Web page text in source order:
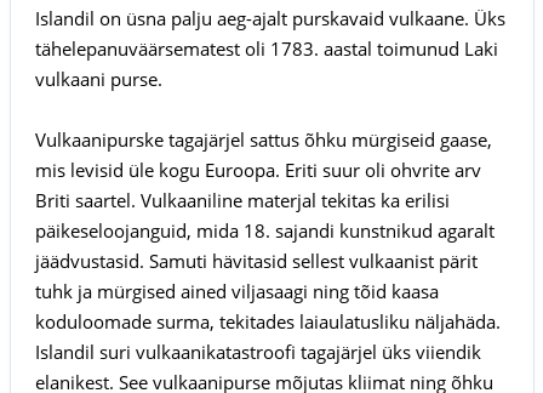
Islandil on üsna palju aeg-ajalt purskavaid vulkaane. Üks
tähelepanuväärsematest oli 1783. aastal toimunud Laki
vulkaani purse.
Vulkaanipurske tagajärjel sattus õhku mürgiseid gaase,
mis levisid üle kogu Euroopa. Eriti suur oli ohvrite arv
Briti saartel. Vulkaaniline materjal tekitas ka erilisi
päikeseloojanguid, mida 18. sajandi kunstnikud agaralt
jäädvustasid. Samuti hävitasid sellest vulkaanist pärit
tuhk ja mürgised ained viljasaagi ning tõid kaasa
koduloomade surma, tekitades laiaulatusliku näljahäda.
Islandil suri vulkaanikatastroofi tagajärjel üks viiendik
elanikest. See vulkaanipurse mõjutas kliimat ning õhku